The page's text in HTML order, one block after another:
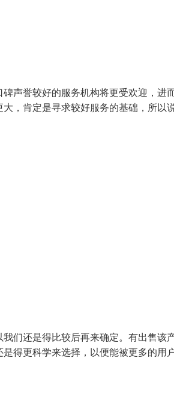
声誉较好的服务机构将更受欢迎，进
，肯定是寻求较好服务的基础，所以
们还是得比较后再来确定。有出售该
得更科学来选择，以便能被更多的用